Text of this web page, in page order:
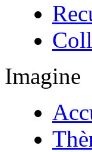
Imagine